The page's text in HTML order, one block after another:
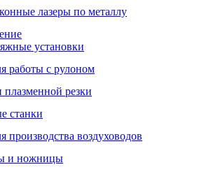
лазеры по металлу
установки
работы с рулоном
плазменной резки
станки
производства воздуховодов
и ножницы